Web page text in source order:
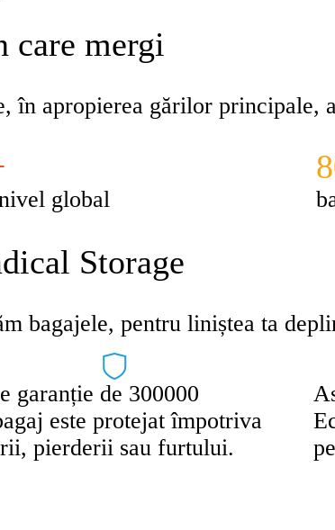
care mergi
în apropierea gărilor
global
Storage
bagajele, pentru liniștea ta
garanție de 300000
este protejat împotriva
pierderii sau furtului.